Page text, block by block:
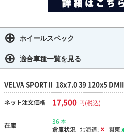
ホイールスペック
適合車種一覧を見る
VELVA SPORTⅡ 18x7.0 39 120x5 DMII
ネット注文価格 17,500 円(税込)
在庫
36 本
倉庫状況 北海道: 関東: